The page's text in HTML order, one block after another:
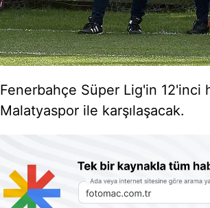
Fenerbahçe Süper Lig'in 12'inci
Malatyaspor ile karşılaşacak.